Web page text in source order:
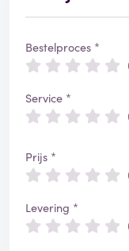
Bestelproces *
Service *
Prijs *
Levering *